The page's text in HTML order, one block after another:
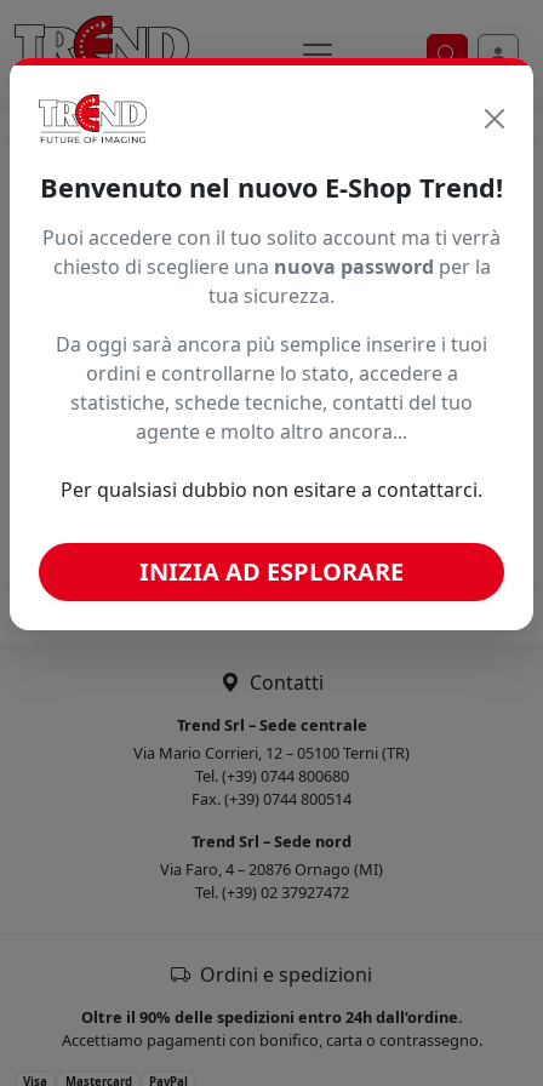
Ricerca
Articolo non trovato.
Hai trovato questo prodotto ad un prezzo più basso?
Fai una segnalazione
Confronta con articoli simili
Caricamento confronto...
Contatti
Trend Srl – Sede centrale
Via Mario Corrieri, 12 – 05100 Terni (TR)
Tel. (+39) 0744 800680
Fax. (+39) 0744 800514
Trend Srl – Sede nord
Via Faro, 4 – 20876 Ornago (MI)
Tel. (+39) 02 37927472
Ordini e spedizioni
Oltre il 90% delle spedizioni entro 24h dall’ordine.
Accettiamo pagamenti con bonifico, carta o contrassegno.
Visa Mastercard PayPal
Benvenuto nel nuovo E-Shop Trend!
Puoi accedere con il tuo solito account ma ti verrà
chiesto di scegliere una nuova password per la
tua sicurezza.
Da oggi sarà ancora più semplice inserire i tuoi
ordini e controllarne lo stato, accedere a
statistiche, schede tecniche, contatti del tuo
agente e molto altro ancora...
Per qualsiasi dubbio non esitare a contattarci.
INIZIA AD ESPLORARE